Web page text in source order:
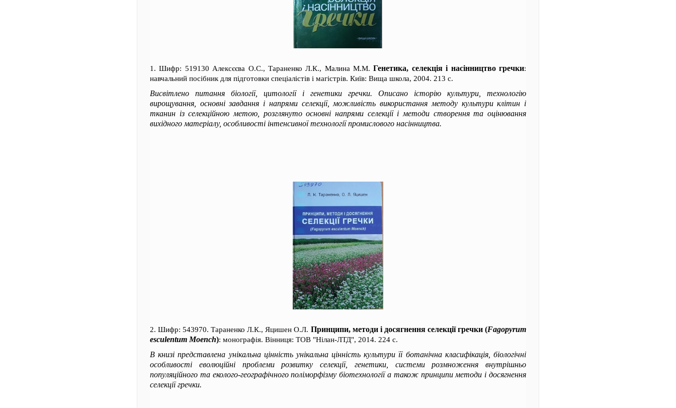
1. Шифр: 519130 Алексєєва О.С., Тараненко Л.К., Малина М.М.Генетика, селекція і насінництво гречки:
навчальний посібник для підготовки спеціалістів і магістрів. Київ: Вища школа, 2004. 213 с.
Висвітлено питання біології, цитології і генетики гречки. Описано історію культури, технологію
вирощування, основні завдання і напрями селекції, можливість використання методу культури клітин і
тканин із селекційною метою, розглянуто основні напрями селекції і методи створення та оцінювання
вихідного матеріалу, особливості інтенсивної технології промислового насінництва.
2. Шифр: 543970. Тараненко Л.К., Яцишен О.Л. Принципи, методи і досягнення селекції гречки (Fagopyrum
esculentum Moench): монографія. Вінниця: ТОВ "Нілан-ЛТД", 2014. 224 с.
В книзі представлена унікальна цінність унікальна цінність культури її ботанічна класифікація, біологічні
особливості еволюційні проблеми розвитку селекції, генетики, системи розмноження внутрішньо
популяційного та еколого-географічного поліморфізму біотехнології а також принципи методи і досягнення
селекції гречки.